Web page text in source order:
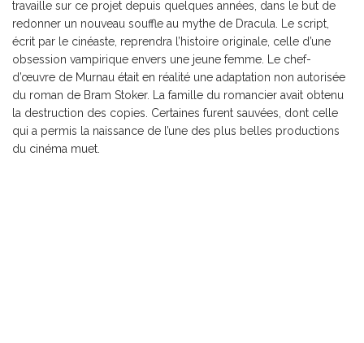
travaille sur ce projet depuis quelques années, dans le but de
redonner un nouveau souffle au mythe de Dracula. Le script,
écrit par le cinéaste, reprendra l’histoire originale, celle d’une
obsession vampirique envers une jeune femme. Le chef-
d’œuvre de Murnau était en réalité une adaptation non autorisée
du roman de Bram Stoker. La famille du romancier avait obtenu
la destruction des copies. Certaines furent sauvées, dont celle
qui a permis la naissance de l’une des plus belles productions
du cinéma muet.